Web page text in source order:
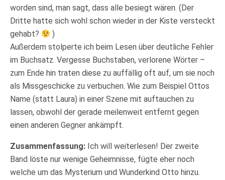
worden sind, man sagt, dass alle besiegt wären. (Der
Dritte hatte sich wohl schon wieder in der Kiste versteckt
gehabt?
)
Außerdem stolperte ich beim Lesen über deutliche Fehler
im Buchsatz. Vergesse Buchstaben, verlorene Wörter –
zum Ende hin traten diese zu auffällig oft auf, um sie noch
als Missgeschicke zu verbuchen. Wie zum Beispiel Ottos
Name (statt Laura) in einer Szene mit auftauchen zu
lassen, obwohl der gerade meilenweit entfernt gegen
einen anderen Gegner ankämpft.
Zusammenfassung: Ich will weiterlesen! Der zweite
Band löste nur wenige Geheimnisse, fügte eher noch
welche um das Mysterium und Wunderkind Otto hinzu.